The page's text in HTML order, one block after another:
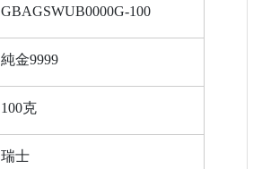
GBAGSWUB0000G-100
純金9999
100克
瑞士